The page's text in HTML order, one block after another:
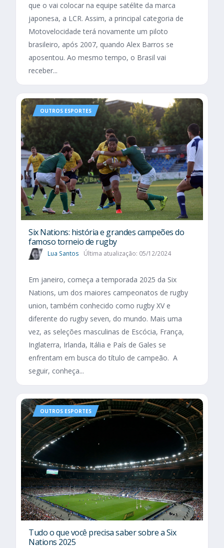
que o vai colocar na equipe satélite da marca
japonesa, a LCR. Assim, a principal categoria de
Motovelocidade terá novamente um piloto
brasileiro, após 2007, quando Alex Barros se
aposentou. Ao mesmo tempo, o Brasil vai
receber...
OUTROS ESPORTES
Six Nations​: história e grandes campeões do
famoso torneio de rugby
Lua Santos Última atualização: 05/12/2024
Em janeiro, começa a temporada 2025 da Six
Nations, um dos maiores campeonatos de rugby
union, também conhecido como rugby XV e
diferente do rugby seven, do mundo. Mais uma
vez, as seleções masculinas de Escócia, França,
Inglaterra, Irlanda, Itália e País de Gales se
enfrentam em busca do título de campeão. A
seguir, conheça...
OUTROS ESPORTES
Tudo o que você precisa saber sobre a Six
Nations 2025​